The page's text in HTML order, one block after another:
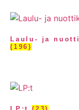
Laulu- ja
(196)